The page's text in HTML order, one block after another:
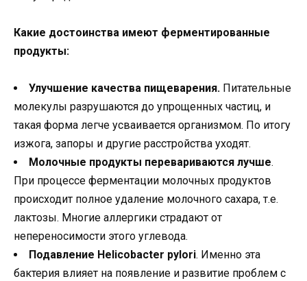
Какие достоинства имеют ферментированные
продукты:
Улучшение качества пищеварения. Питательные
молекулы разрушаются до упрощенных частиц, и
такая форма легче усваивается организмом. По итогу
изжога, запоры и другие расстройства уходят.
Молочные продукты перевариваются лучше.
При процессе ферментации молочных продуктов
происходит полное удаление молочного сахара, т.е.
лактозы. Многие аллергики страдают от
непереносимости этого углевода.
Подавление Helicobacter pylori. Именно эта
бактерия влияет на появление и развитие проблем с